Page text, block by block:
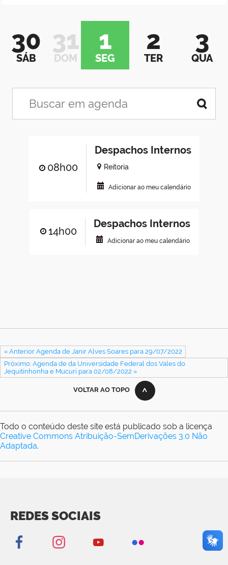
30
SÁB
31
DOM
1
SEG
2
TER
3
QUA
08h00
Despachos Internos
Reitoria
Adicionar ao meu calendário
14h00
Despachos Internos
Adicionar ao meu calendário
« Anterior Agenda de Janir Alves Soares para 29/07/2022
Próximo: Agenda de da Universidade Federal dos Vales do
Jequitinhonha e Mucuri para 02/08/2022 »
VOLTAR AO TOPO
Todo o conteúdo deste site está publicado sob a licença
Creative Commons Atribuição-SemDerivações 3.0 Não
Adaptada.
REDES SOCIAIS